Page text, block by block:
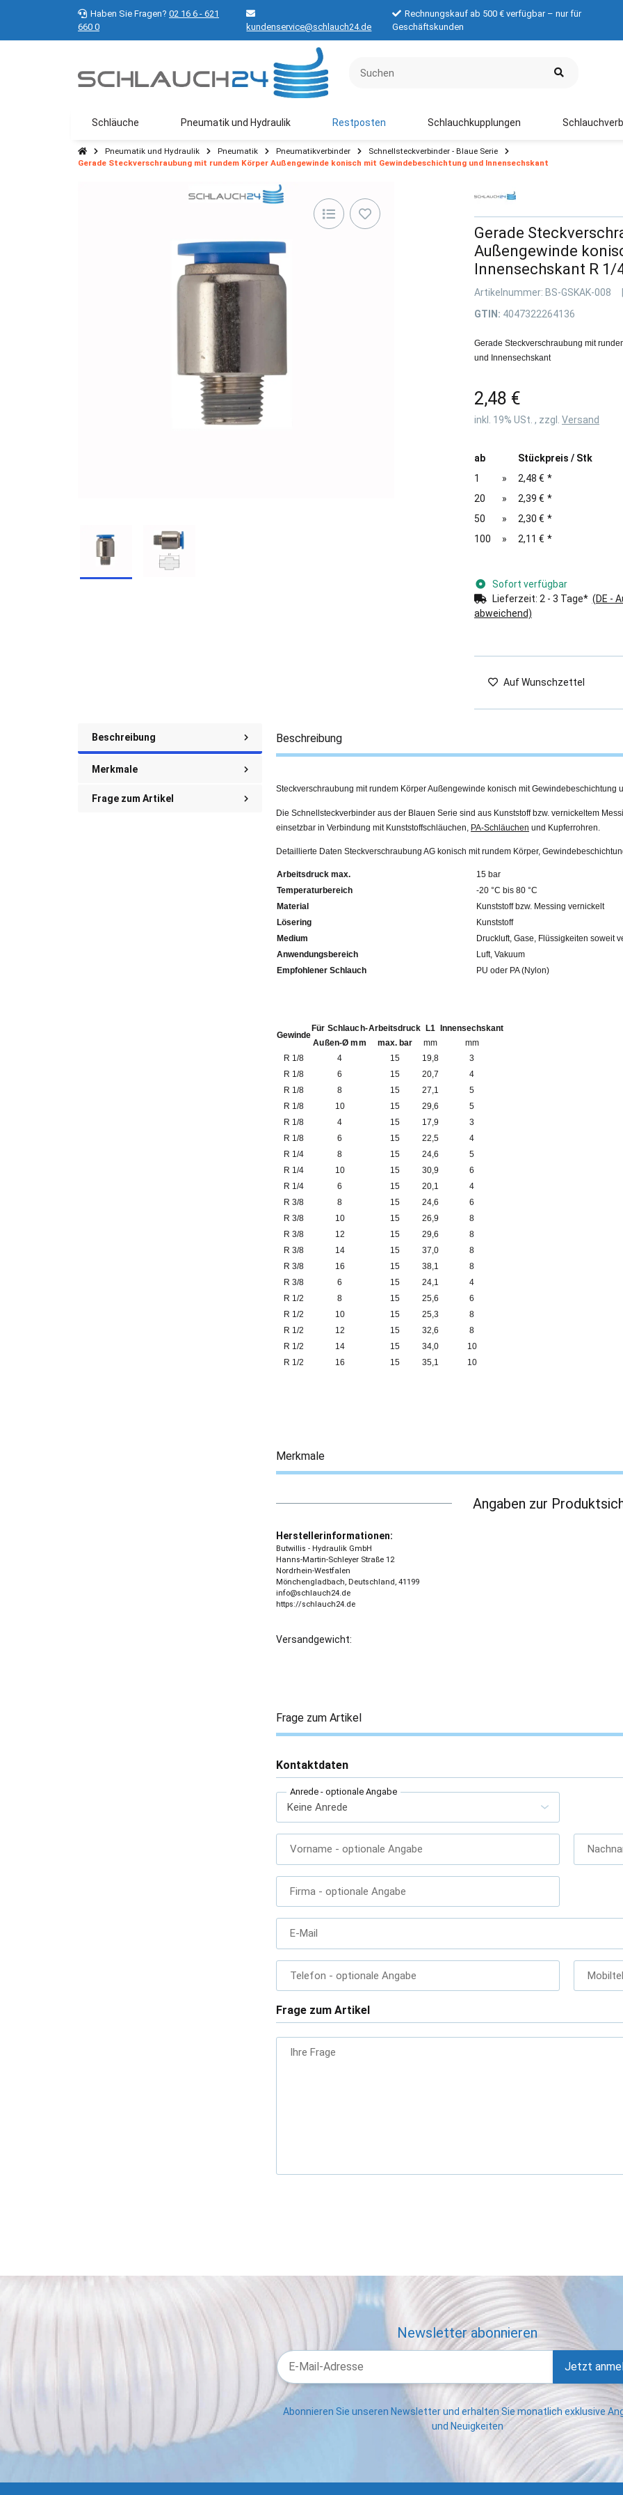
Haben Sie Fragen? 02 16 6 - 621
660 0
kundenservice@schlauch24.de
Rechnungskauf ab 500 € verfügbar – nur für
Geschäftskunden
Schläuche Pneumatik und Hydraulik Restposten Schlauchkupplungen
Pneumatik und Hydraulik Pneumatik Pneumatikverbinder
Schnellsteckverbinder - Blaue Serie
Gerade Steckverschraubung mit rundem Körper Außengewinde konisch mit Gewindebeschichtung und Innensechskant
Gerade
Außengewinde
Innensechskant R 1/
Artikelnummer: BS-GSKAK-008
GTIN: 4047322264136
Gerade Steckverschraubung mit
und Innensechskant
2,48 €
inkl. 19% USt. , zzgl. Versand
ab
Stückpreis / Stk
1
» 2,48 € *
20
» 2,39 € *
50
» 2,30 € *
100
» 2,11 € *
Sofort verfügbar
Lieferzeit: 2 - 3 Tage* (DE -
abweichend)
Auf Wunschzettel
Beschreibung
Merkmale
Frage zum Artikel
Beschreibung
Steckverschraubung mit rundem Körper Außengewinde konisch mit Gewindebeschichtung
Die Schnellsteckverbinder aus der Blauen Serie sind aus Kunststoff bzw. vernickeltem
einsetzbar in Verbindung mit Kunststoffschläuchen, PA-Schläuchen und Kupferrohren.
Detaillierte Daten Steckverschraubung AG konisch mit rundem Körper,
Arbeitsdruck max.
15 bar
Temperaturbereich
-20 °C bis 80 °C
Material
Kunststoff bzw. Messing vernickelt
Lösering
Kunststoff
Medium
Druckluft, Gase, Flüssigkeiten soweit
Anwendungsbereich
Luft, Vakuum
Empfohlener Schlauch
PU oder PA (Nylon)
Gewinde
Für Schlauch-
Außen-Ø mm
Arbeitsdruck
max. bar
L1
mm
Innensechskant
mm
R 1/8
4 15 19,8
3
R 1/8
6 15 20,7
4
R 1/8
8 15 27,1
5
R 1/8
10 15 29,6
5
R 1/8
4 15 17,9
3
R 1/8
6 15 22,5
4
R 1/4
8 15 24,6
5
R 1/4
10 15 30,9
6
R 1/4
6 15 20,1
4
R 3/8
8 15 24,6
6
R 3/8
10 15 26,9
8
R 3/8
12 15 29,6
8
R 3/8
14 15 37,0
8
R 3/8
16 15 38,1
8
R 3/8
6 15 24,1
4
R 1/2
8 15 25,6
6
R 1/2
10 15 25,3
8
R 1/2
12 15 32,6
8
R 1/2
14 15 34,0
10
R 1/2
16 15 35,1 10
Merkmale
Angaben zur
Herstellerinformationen:
Butwillis - Hydraulik GmbH
Hanns-Martin-Schleyer Straße 12
Nordrhein-Westfalen
Mönchengladbach, Deutschland, 41199
info@schlauch24.de
https://schlauch24.de
Versandgewicht:
Frage zum Artikel
Kontaktdaten
Anrede - optionale Angabe
Vorname - optionale Angabe
Firma - optionale Angabe
E-Mail
Telefon - optionale Angabe
Frage zum Artikel
Ihre Frage
Newsletter abonnieren
Jetzt
Abonnieren Sie unseren Newsletter und erhalten Sie monatlich exklusive
und Neuigkeiten